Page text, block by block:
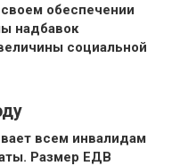
обеспечении
надбавок
социальной
всем инвалидам
Размер ЕДВ